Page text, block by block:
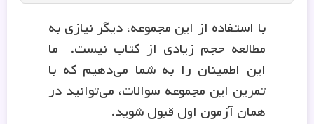
با استفاده از این مجموعه، دیگر نیازی به
مطالعه حجم زیادی از کتاب نیست. ما
این اطمینان را به شما می‌دهیم که با
تمرین این مجموعه سوالات، می‌توانید در
همان آزمون اول قبول شوید.